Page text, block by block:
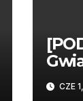
CZE